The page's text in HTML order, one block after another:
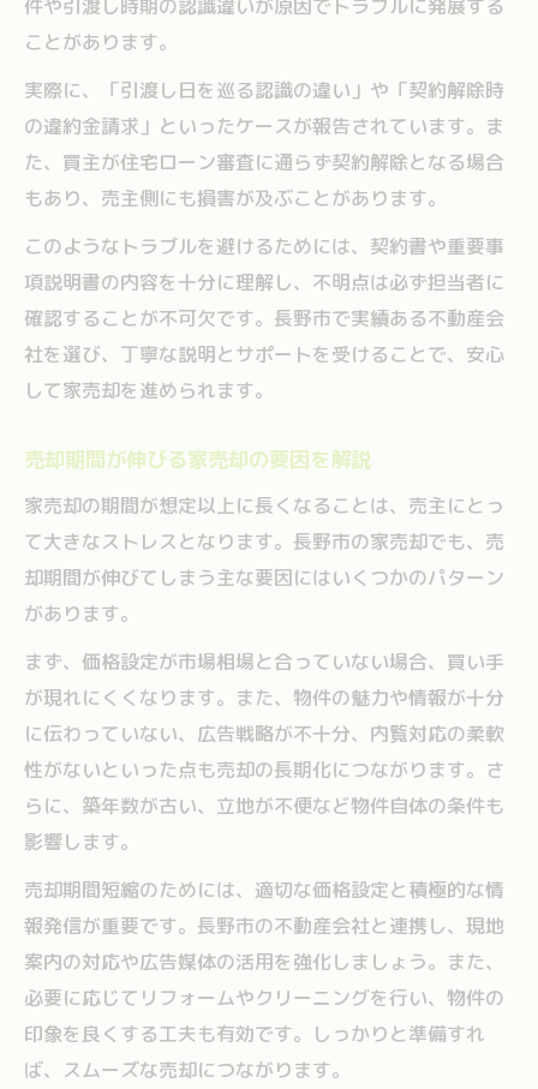
件や引渡し時期の認識違いが原因でトラブルに発展する
ことがあります。
実際に、「引渡し日を巡る認識の違い」や「契約解除時
の違約金請求」といったケースが報告されています。ま
た、買主が住宅ローン審査に通らず契約解除となる場合
もあり、売主側にも損害が及ぶことがあります。
このようなトラブルを避けるためには、契約書や重要事
項説明書の内容を十分に理解し、不明点は必ず担当者に
確認することが不可欠です。長野市で実績ある不動産会
社を選び、丁寧な説明とサポートを受けることで、安心
して家売却を進められます。
売却期間が伸びる家売却の要因を解説
家売却の期間が想定以上に長くなることは、売主にとっ
て大きなストレスとなります。長野市の家売却でも、売
却期間が伸びてしまう主な要因にはいくつかのパターン
があります。
まず、価格設定が市場相場と合っていない場合、買い手
が現れにくくなります。また、物件の魅力や情報が十分
に伝わっていない、広告戦略が不十分、内覧対応の柔軟
性がないといった点も売却の長期化につながります。さ
らに、築年数が古い、立地が不便など物件自体の条件も
影響します。
売却期間短縮のためには、適切な価格設定と積極的な情
報発信が重要です。長野市の不動産会社と連携し、現地
案内の対応や広告媒体の活用を強化しましょう。また、
必要に応じてリフォームやクリーニングを行い、物件の
印象を良くする工夫も有効です。しっかりと準備すれ
ば、スムーズな売却につながります。